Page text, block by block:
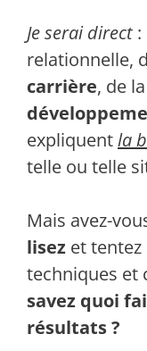
Je serai direct :
relationnelle,
carrière, de la
expliquentla
telle ou telle
Mais avez-
lisez et tentez
techniques et
savez quoi
résultats ?